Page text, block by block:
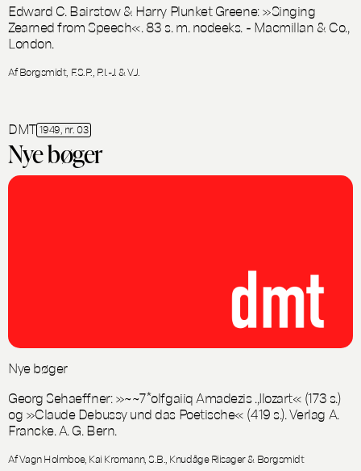
Edward C. Bairstow & Harry Plunket Greene: »Singing
Zearned from Speech«. 83 s. m. nodeeks. - Macmillan & Co.,
London.
Af Borgsmidt, F.S.P., P.I.-J. & V.J.
DMT 1949, nr. 03
Nye bøger
Nye bøger
Georg Sehaeffner: »~~7*olfgaiiq Amadezis .,Ilozart« (173 s.)
og »Claude Debussy und das Poetische« (419 s.). Verlag A.
Francke. A. G. Bern.
Af Vagn Holmboe, Kai Kromann, S.B., Knudåge Riisager & Borgsmidt